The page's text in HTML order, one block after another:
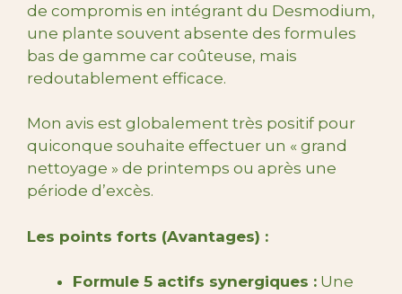
de compromis en intégrant du Desmodium,
une plante souvent absente des formules
bas de gamme car coûteuse, mais
redoutablement efficace.
Mon avis est globalement très positif pour
quiconque souhaite effectuer un « grand
nettoyage » de printemps ou après une
période d’excès.
Les points forts (Avantages) :
Formule 5 actifs synergiques : Une